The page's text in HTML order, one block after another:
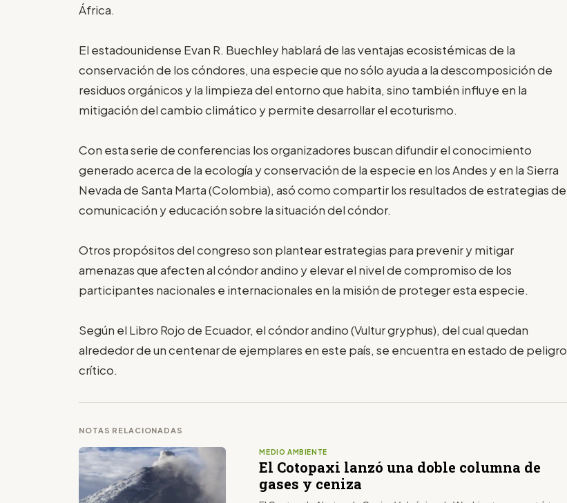
África.
El estadounidense Evan R. Buechley hablará de las ventajas ecosistémicas de la
conservación de los cóndores, una especie que no sólo ayuda a la descomposición de
residuos orgánicos y la limpieza del entorno que habita, sino también influye en la
mitigación del cambio climático y permite desarrollar el ecoturismo.
Con esta serie de conferencias los organizadores buscan difundir el conocimiento
generado acerca de la ecología y conservación de la especie en los Andes y en la Sierra
Nevada de Santa Marta (Colombia), asó como compartir los resultados de estrategias de
comunicación y educación sobre la situación del cóndor.
Otros propósitos del congreso son plantear estrategias para prevenir y mitigar
amenazas que afecten al cóndor andino y elevar el nivel de compromiso de los
participantes nacionales e internacionales en la misión de proteger esta especie.
Según el Libro Rojo de Ecuador, el cóndor andino (Vultur gryphus), del cual quedan
alrededor de un centenar de ejemplares en este país, se encuentra en estado de peligro
crítico.
NOTAS RELACIONADAS
MEDIO AMBIENTE
El Cotopaxi lanzó una doble columna de
gases y ceniza